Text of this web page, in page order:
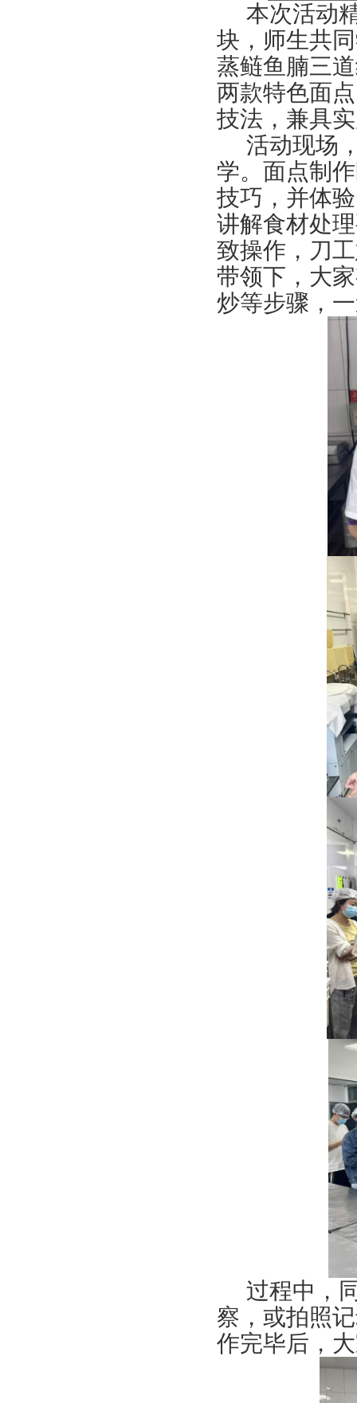
本次活动
块，师生共
蒸鲢鱼腩三
两款特色面
技法，兼具
活动现场
学。面点制
技巧，并体
讲解食材处
致操作，刀
带领下，大
炒等步骤，
过程中，
察，或拍照
作完毕后，